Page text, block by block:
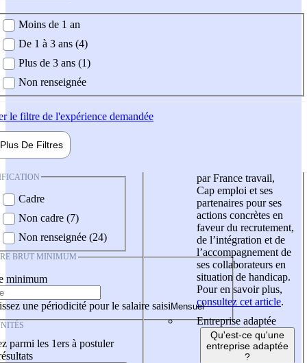
demandée
Moins de 1 an
De 1 à 3 ans (4)
Plus de 3 ans (1)
Non renseignée
le filtre de l'expérience demandée
Plus De Filtres
Cadre
Non cadre (7)
Non renseignée (24)
BRUT MINIMUM
minimum
une périodicité pour le salaire saisi
parmi les 1ers à postuler
par France travail,
Cap emploi et ses
partenaires pour ses
actions concrètes en
faveur du recrutement,
de l’intégration et de
l’accompagnement de
ses collaborateurs en
situation de handicap.
Pour en savoir plus,
consultez cet article.
Entreprise adaptée
Qu'est-ce qu'une
entreprise adaptée
?